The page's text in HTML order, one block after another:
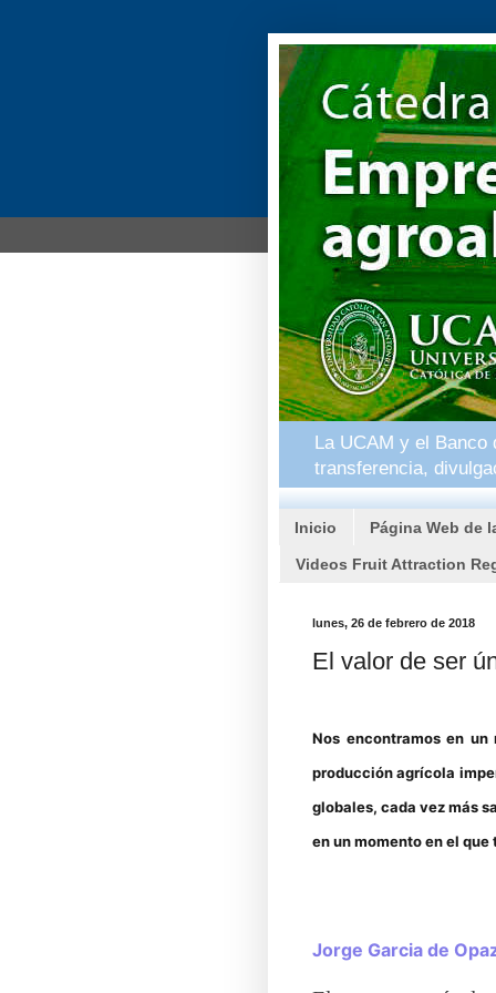
La UCAM y el
transferencia,
Inicio Página Web de
Videos Fruit Attraction
lunes, 26 de febrero de 2018
El valor de ser
Nos encontramos en
producción agrícola
globales, cada vez más
en un momento en el
Jorge Garcia de